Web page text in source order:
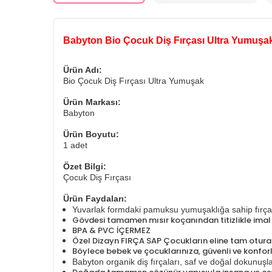
Babyton Bio Çocuk Diş Fırçası Ultra
Ürün Adı:
Bio Çocuk Diş Fırçası Ultra Yumuşak
Ürün Markası:
Babyton
Ürün Boyutu:
1 adet
Özet Bilgi:
Çocuk Diş Fırçası
Ürün Faydaları:
Yuvarlak formdaki pamuksu yumuşaklığa sahip fırça
Gövdesi tamamen mısır koçanından titizlikle
BPA & PVC İÇERMEZ
Özel Dizayn FIRÇA SAP Çocukların eline tam
Böylece bebek ve çocuklarınıza, güvenli ve
Babyton organik diş fırçaları, saf ve doğal